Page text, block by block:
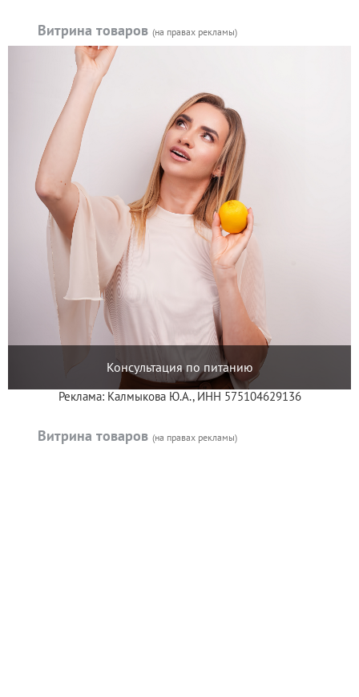
Витрина товаров (на правах рекламы)
Консультация по питанию
Реклама: Калмыкова Ю.А., ИНН 575104629136
Витрина товаров (на правах рекламы)